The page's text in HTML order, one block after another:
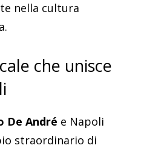
nella cultura
che unisce
De André e Napoli
straordinario di